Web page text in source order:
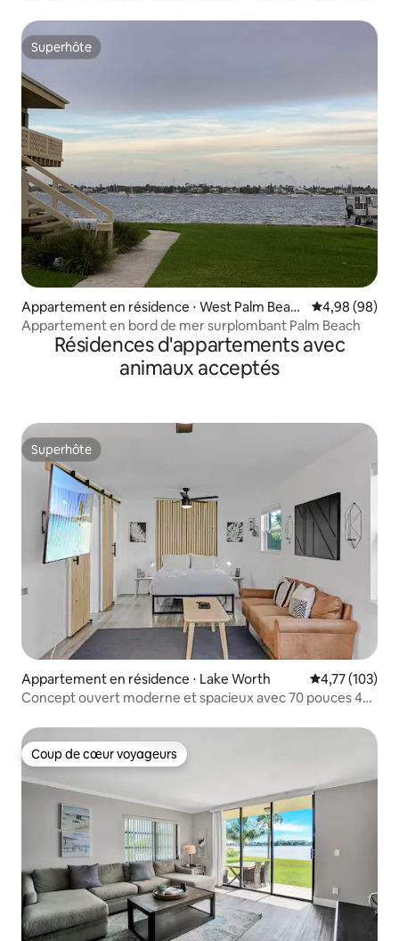
Superhôte
Superhôte
Appartement en résidence ⋅ West Palm Beac
h
Évaluation
4,98 (98)
Appartement en bord de mer surplombant Palm Beach
Résidences d'appartements avec
animaux acceptés
Superhôte
Superhôte
Appartement en résidence ⋅ Lake Worth Évaluation
4,77 (103)
Concept ouvert moderne et spacieux avec 70 pouces 4k
Coup de cœur voyageurs
Coup de cœur voyageurs